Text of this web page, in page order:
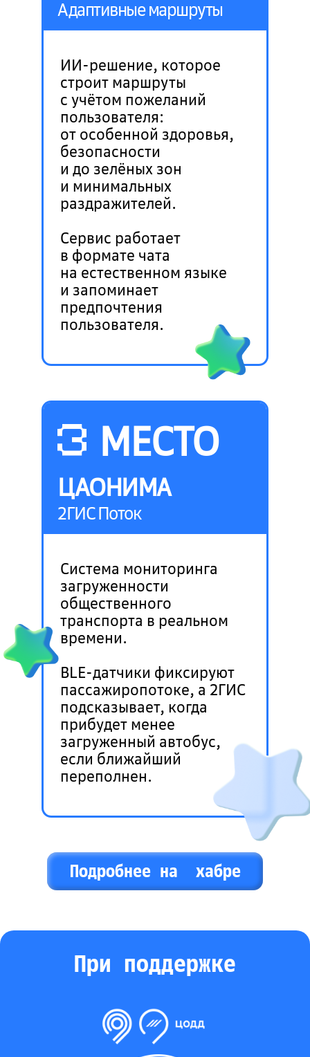
Адаптивные маршруты
ИИ-решение, которое
строит маршруты
с учётом пожеланий
пользователя:
от особенной здоровья,
безопасности
и до зелёных зон
и минимальных
раздражителей.
Сервис работает
в формате чата
на естественном языке
и запоминает
предпочтения
пользователя.
МЕСТО
ЦАОНИМА
2ГИС Поток
Система мониторинга
загруженности
общественного
транспорта в реальном
времени.
BLE-датчики фиксируют
пассажиропотоке, а 2ГИС
подсказывает, когда
прибудет менее
загруженный автобус,
если ближайший
переполнен.
Подробнее на хабре
При поддержке